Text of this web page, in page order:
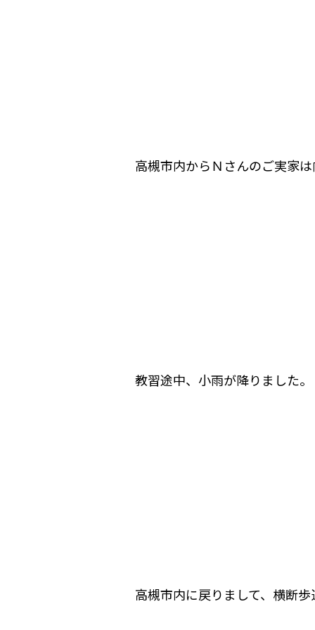
高槻市内からＮさんのご実家は
教習途中、小雨が降りました。
高槻市内に戻りまして、横断歩